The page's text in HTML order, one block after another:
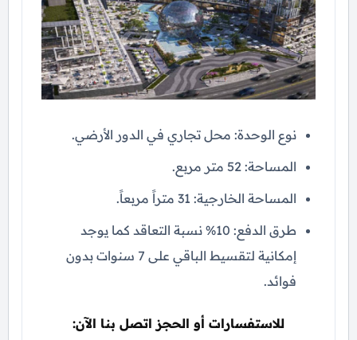
نوع الوحدة: محل تجاري في الدور الأرضي.
المساحة: 52 متر مربع.
المساحة الخارجية: 31 متراً مربعاً.
طرق الدفع: 10% نسبة التعاقد كما يوجد
إمكانية لتقسيط الباقي على 7 سنوات بدون
فوائد.
للاستفسارات أو الحجز اتصل بنا الآن: